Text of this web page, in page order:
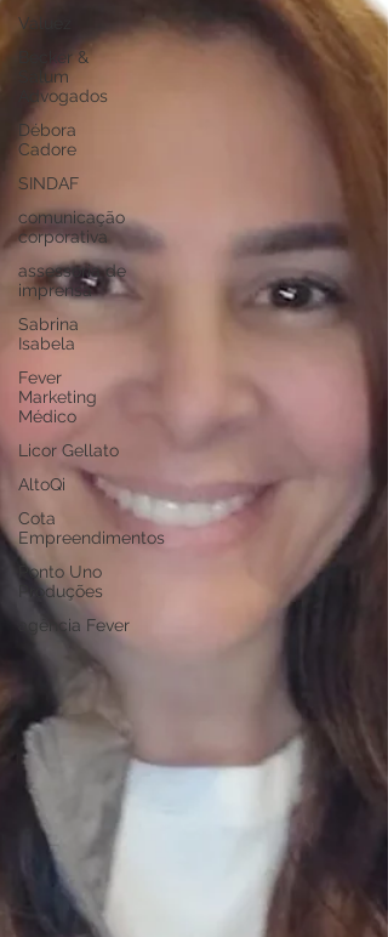
Valuez
Becker &
Salum
Advogados
Débora
Cadore
SINDAF
comunicação
corporativa
assessoria de
imprensa
Sabrina
Isabela
Fever
Marketing
Médico
Licor Gellato
AltoQi
Cota
Empreendimentos
Ponto Uno
Produções
agência Fever